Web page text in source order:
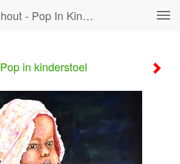
Laurens Van Lieshout - Pop In Kinderstoel
Pop in kinderstoel